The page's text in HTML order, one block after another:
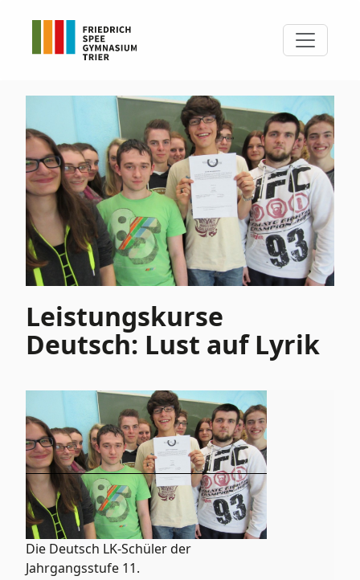
Leistungskurse
Deutsch: Lust auf Lyrik
Die Deutsch LK-Schüler der
Jahrgangsstufe 11.